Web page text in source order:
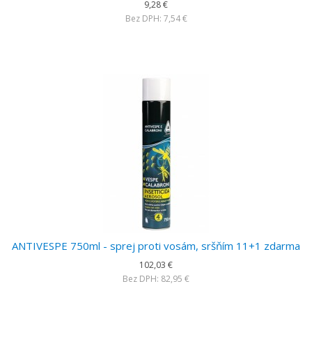
9,28 €
Bez DPH: 7,54 €
ANTIVESPE 750ml - sprej proti vosám, sršňím 11+1 zdarma
102,03 €
Bez DPH: 82,95 €